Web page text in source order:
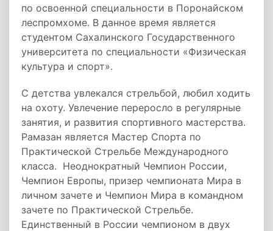
по освоенной специальности в Поронайском
леспромхоме. В данное время является
студентом Сахалинского Государственного
университета по специальности «Физическая
культура и спорт».
С детства увлекался стрельбой, любил ходить
на охоту. Увлечение переросло в регулярные
занятия, и развития спортивного мастерства.
Рамазан является Мастер Спорта по
Практической Стрельбе Международного
класса. Неоднократный Чемпион России,
Чемпион Европы, призер чемпионата Мира в
личном зачете и Чемпион Мира в командном
зачете по Практической Стрельбе.
Единственный в России чемпионом в двух